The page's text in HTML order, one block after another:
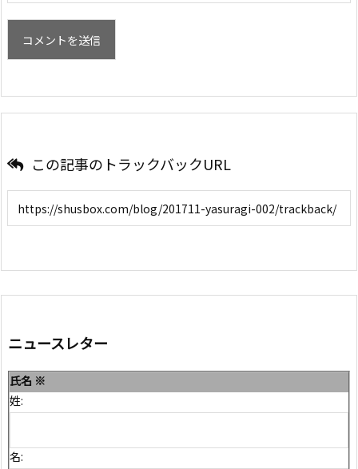
この記事のトラックバックURL
ニュースレター
氏名 ※
姓:
名: